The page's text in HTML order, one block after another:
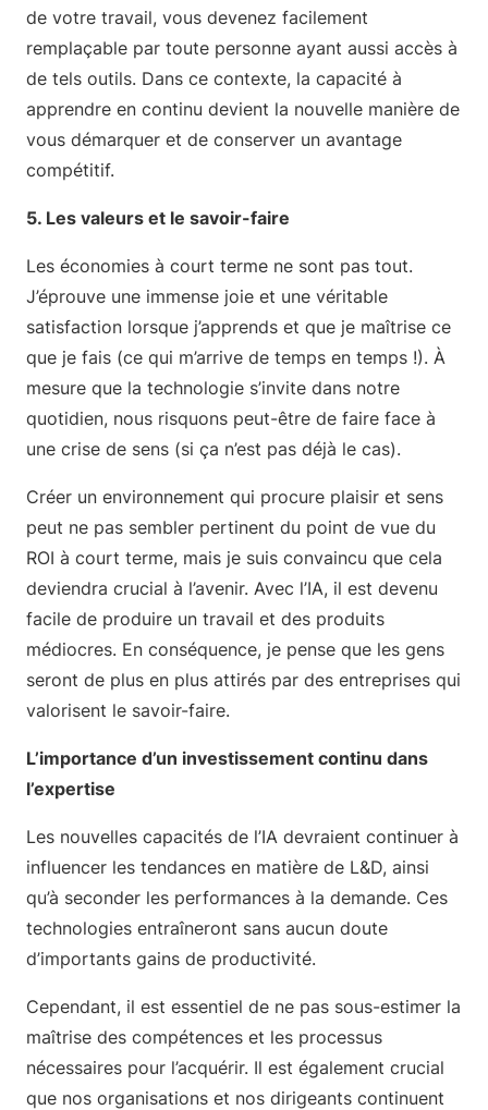
de votre travail, vous devenez facilement
remplaçable par toute personne ayant aussi accès à
de tels outils. Dans ce contexte, la capacité à
apprendre en continu devient la nouvelle manière de
vous démarquer et de conserver un avantage
compétitif.
5. Les valeurs et le savoir-faire
Les économies à court terme ne sont pas tout.
J’éprouve une immense joie et une véritable
satisfaction lorsque j’apprends et que je maîtrise ce
que je fais (ce qui m’arrive de temps en temps !). À
mesure que la technologie s’invite dans notre
quotidien, nous risquons peut-être de faire face à
une crise de sens (si ça n’est pas déjà le cas).
Créer un environnement qui procure plaisir et sens
peut ne pas sembler pertinent du point de vue du
ROI à court terme, mais je suis convaincu que cela
deviendra crucial à l’avenir. Avec l’IA, il est devenu
facile de produire un travail et des produits
médiocres. En conséquence, je pense que les gens
seront de plus en plus attirés par des entreprises qui
valorisent le savoir-faire.
L’importance d’un investissement continu dans
l’expertise
Les nouvelles capacités de l’IA devraient continuer à
influencer les tendances en matière de L&D, ainsi
qu’à seconder les performances à la demande. Ces
technologies entraîneront sans aucun doute
d’importants gains de productivité.
Cependant, il est essentiel de ne pas sous-estimer la
maîtrise des compétences et les processus
nécessaires pour l’acquérir. Il est également crucial
que nos organisations et nos dirigeants continuent